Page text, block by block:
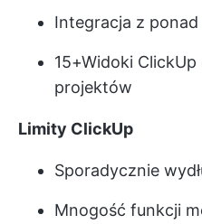
Integracja z
15+Widoki ClickUp
projektów
Limity ClickUp
Sporadycznie
Mnogość funkcji